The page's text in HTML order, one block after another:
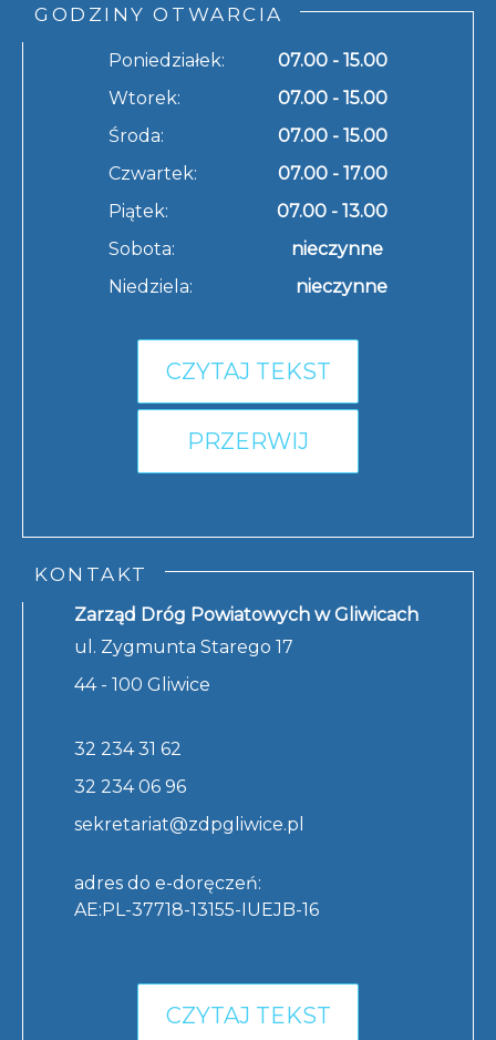
GODZINY OTWARCIA
Poniedziałek:
07.00 - 15.00
Wtorek:
07.00 - 15.00
Środa:
07.00 - 15.00
Czwartek:
07.00 - 17.00
Piątek:
07.00 - 13.00
Sobota:
nieczynne
Niedziela:
nieczynne
CZYTAJ TEKST
PRZERWIJ
KONTAKT
Zarząd Dróg Powiatowych w Gliwicach
ul. Zygmunta Starego 17
44 - 100 Gliwice
32 234 31 62
32 234 06 96
sekretariat@zdpgliwice.pl
adres do e-doręczeń:
AE:PL-37718-13155-IUEJB-16
CZYTAJ TEKST